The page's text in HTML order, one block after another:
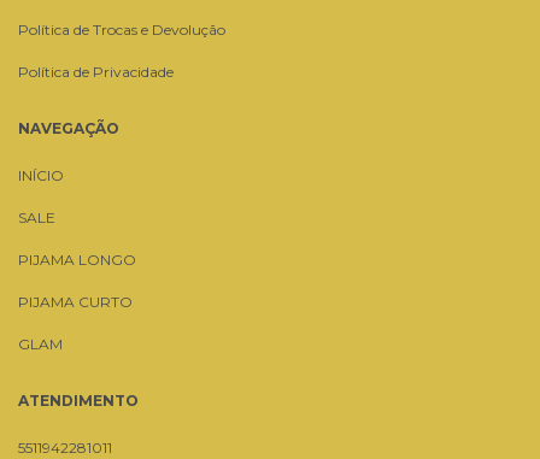
Política de Trocas e Devolução
Política de Privacidade
NAVEGAÇÃO
INÍCIO
SALE
PIJAMA LONGO
PIJAMA CURTO
GLAM
ATENDIMENTO
5511942281011